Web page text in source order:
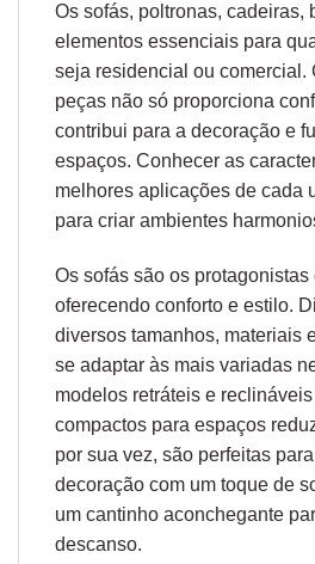
Os sofás, poltronas, cadeiras,
elementos essenciais para
seja residencial ou comercial.
peças não só proporciona
contribui para a decoração e
espaços. Conhecer as
melhores aplicações de cada
para criar ambientes
Os sofás são os protagonistas
oferecendo conforto e estilo.
diversos tamanhos, materiais
se adaptar às mais variadas
modelos retráteis e
compactos para espaços
por sua vez, são perfeitas
decoração com um toque de
um cantinho aconchegante
descanso.